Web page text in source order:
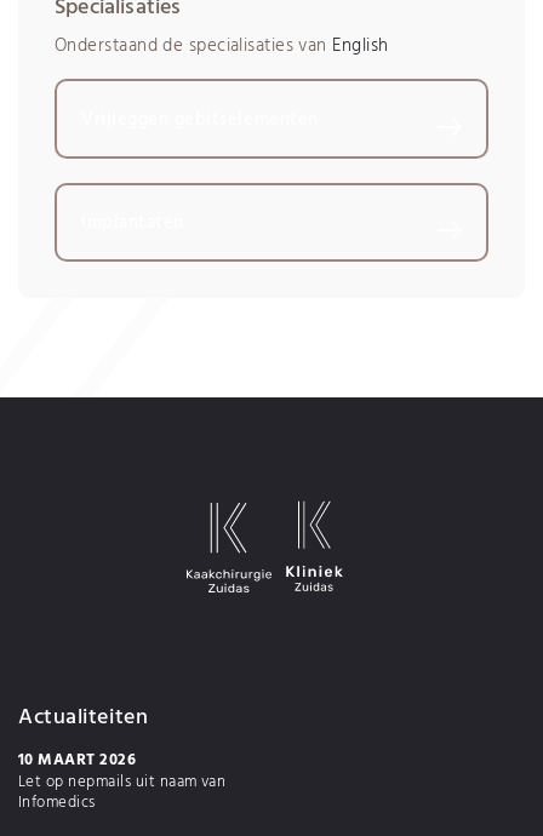
Specialisaties
Onderstaand de specialisaties van English
Actualiteiten
10 MAART 2026
Let op nepmails uit naam van
Infomedics